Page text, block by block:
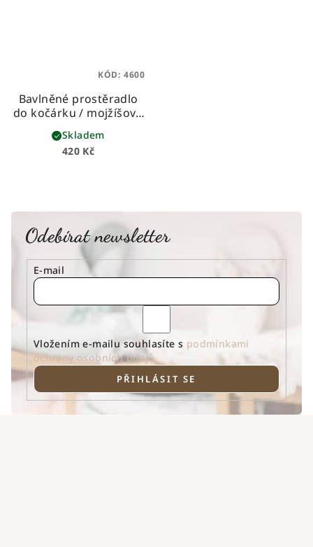
Bavlněné prostěradlo
do kočárku / mojžíšovo
koše - eukalypt
univerzální, z prémiové
bavlny
420 Kč
Skladem
KÓD: 4600
Odebírat newsletter
E-mail
Vložením e-mailu souhlasíte s podmínkami
ochrany osobních údajů
PŘIHLÁSIT SE